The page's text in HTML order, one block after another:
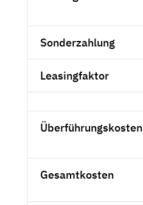
Sonderzahlung
Leasingfaktor
Überführungskosten
Gesamtkosten